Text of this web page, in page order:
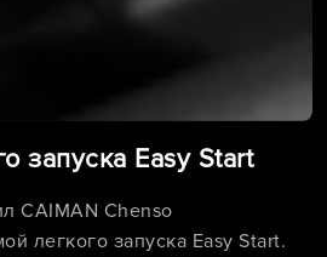
запуска Easy Start
CAIMAN Chenso
легкого запуска Easy Start.